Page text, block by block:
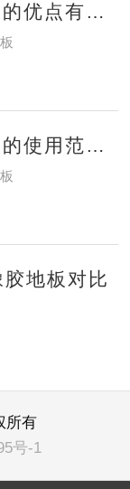
同质透心地板的优点有哪些？
同质透心地板的使用范围？
地板对比
所有
号-1